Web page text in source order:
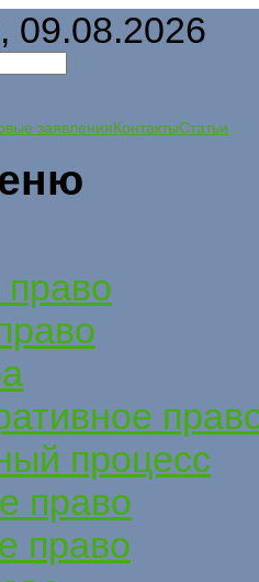
09.08.2026
заявленияКонтактыСтатьи
право
процесс
право
право